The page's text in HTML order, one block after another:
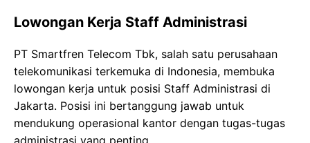
Lowongan Kerja Staff Administrasi
PT Smartfren Telecom Tbk, salah satu perusahaan
telekomunikasi terkemuka di Indonesia, membuka
lowongan kerja untuk posisi Staff Administrasi di
Jakarta. Posisi ini bertanggung jawab untuk
mendukung operasional kantor dengan tugas-tugas